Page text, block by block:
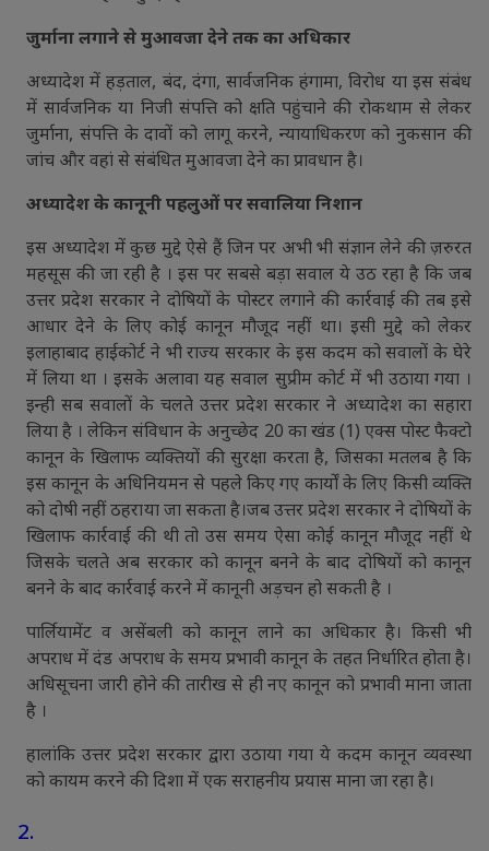
जुर्माना लगाने से मुआवजा देने तक का अधिकार
अध्यादेश में हड़ताल, बंद, दंगा, सार्वजनिक हंगामा, विरोध या इस संबंध
में सार्वजनिक या निजी संपत्ति को क्षति पहुंचाने की रोकथाम से लेकर
जुर्माना, संपत्ति के दावों को लागू करने, न्यायाधिकरण को नुकसान की
जांच और वहां से संबंधित मुआवजा देने का प्रावधान है।
अध्यादेश के कानूनी पहलुओं पर सवालिया निशान
इस अध्यादेश में कुछ मुद्दे ऐसे हैं जिन पर अभी भी संज्ञान लेने की ज़रुरत
महसूस की जा रही है । इस पर सबसे बड़ा सवाल ये उठ रहा है कि जब
उत्तर प्रदेश सरकार ने दोषियों के पोस्टर लगाने की कार्रवाई की तब इसे
आधार देने के लिए कोई कानून मौजूद नहीं था। इसी मुद्दे को लेकर
इलाहाबाद हाईकोर्ट ने भी राज्य सरकार के इस कदम को सवालों के घेरे
में लिया था । इसके अलावा यह सवाल सुप्रीम कोर्ट में भी उठाया गया ।
इन्ही सब सवालों के चलते उत्तर प्रदेश सरकार ने अध्यादेश का सहारा
लिया है । लेकिन संविधान के अनुच्छेद 20 का खंड (1) एक्स पोस्ट फैक्टो
कानून के खिलाफ व्यक्तियों की सुरक्षा करता है, जिसका मतलब है कि
इस कानून के अधिनियमन से पहले किए गए कार्यों के लिए किसी व्यक्ति
को दोषी नहीं ठहराया जा सकता है।जब उत्तर प्रदेश सरकार ने दोषियों के
खिलाफ कार्रवाई की थी तो उस समय ऐसा कोई कानून मौजूद नहीं थे
जिसके चलते अब सरकार को कानून बनने के बाद दोषियों को कानून
बनने के बाद कार्रवाई करने में कानूनी अड़चन हो सकती है ।
पार्लियामेंट व असेंबली को कानून लाने का अधिकार है। किसी भी
अपराध में दंड अपराध के समय प्रभावी कानून के तहत निर्धारित होता है।
अधिसूचना जारी होने की तारीख से ही नए कानून को प्रभावी माना जाता
है ।
हालांकि उत्तर प्रदेश सरकार द्वारा उठाया गया ये कदम कानून व्यवस्था
को कायम करने की दिशा में एक सराहनीय प्रयास माना जा रहा है।
2.